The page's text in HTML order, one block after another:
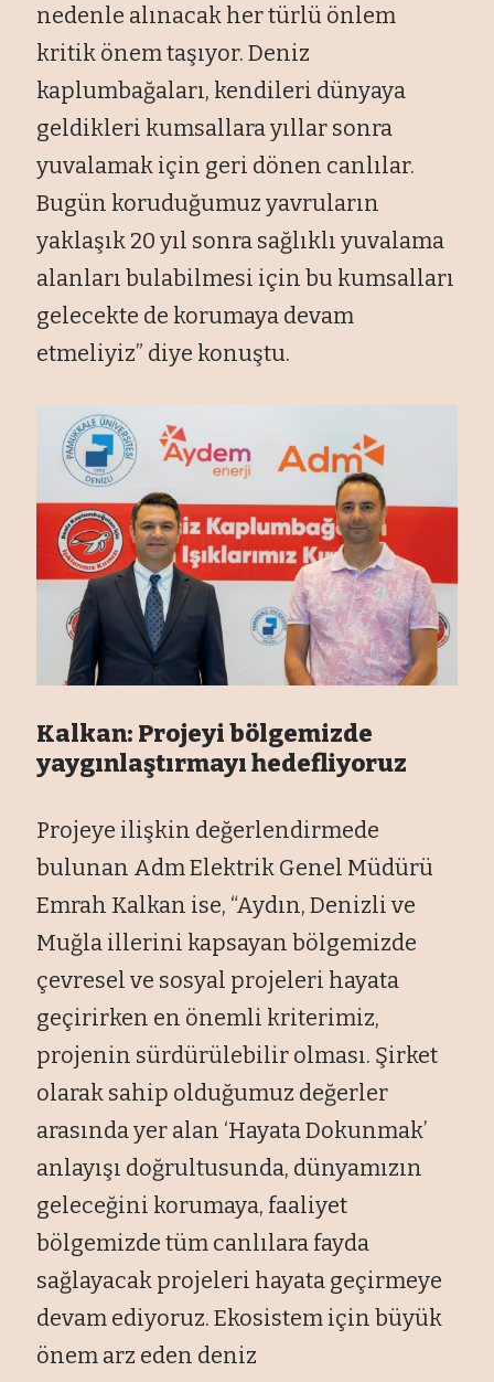
nedenle alınacak her türlü önlem
kritik önem taşıyor. Deniz
kaplumbağaları, kendileri dünyaya
geldikleri kumsallara yıllar sonra
yuvalamak için geri dönen canlılar.
Bugün koruduğumuz yavruların
yaklaşık 20 yıl sonra sağlıklı yuvalama
alanları bulabilmesi için bu kumsalları
gelecekte de korumaya devam
etmeliyiz” diye konuştu.
Kalkan: Projeyi bölgemizde
yaygınlaştırmayı hedefliyoruz
Projeye ilişkin değerlendirmede
bulunan Adm Elektrik Genel Müdürü
Emrah Kalkan ise, “Aydın, Denizli ve
Muğla illerini kapsayan bölgemizde
çevresel ve sosyal projeleri hayata
geçirirken en önemli kriterimiz,
projenin sürdürülebilir olması. Şirket
olarak sahip olduğumuz değerler
arasında yer alan ‘Hayata Dokunmak’
anlayışı doğrultusunda, dünyamızın
geleceğini korumaya, faaliyet
bölgemizde tüm canlılara fayda
sağlayacak projeleri hayata geçirmeye
devam ediyoruz. Ekosistem için büyük
önem arz eden deniz